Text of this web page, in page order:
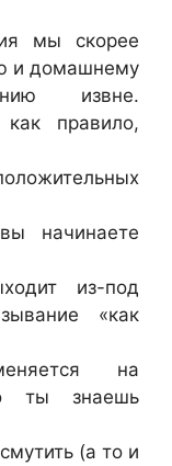
мы скорее
и домашнему
извне.
как правило,
из-под
«как
на
ты знаешь
(а то и